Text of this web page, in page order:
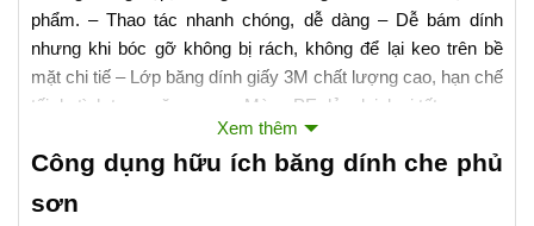
phẩm. – Thao tác nhanh chóng, dễ dàng – Dễ bám dính
nhưng khi bóc gỡ không bị rách, không để lại keo trên bề
mặt chi tiế – Lớp băng dính giấy 3M chất lượng cao, hạn chế
tối da tình trạng răng cưa – Màng PE dẻo dai, loại tốt.
Xem thêm
Công dụng hữu ích băng dính che phủ
sơn